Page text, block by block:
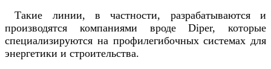
Такие линии, в частности, разрабатываются и
производятся компаниями вроде Diper, которые
специализируются на профилегибочных системах для
энергетики и строительства.